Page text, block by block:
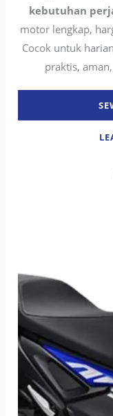
kebutuhan
motor lengkap,
Cocok untuk
praktis,